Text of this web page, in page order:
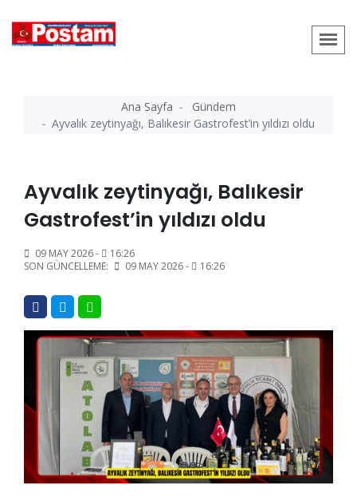
Ana Sayfa
Gündem
Ayvalık zeytinyağı, Balıkesir Gastrofest’in yıldızı oldu
Ayvalık zeytinyağı, Balıkesir
Gastrofest’in yıldızı oldu
09 MAY 2026 -
16:26
SON GÜNCELLEME:
09 MAY 2026 - 16:26